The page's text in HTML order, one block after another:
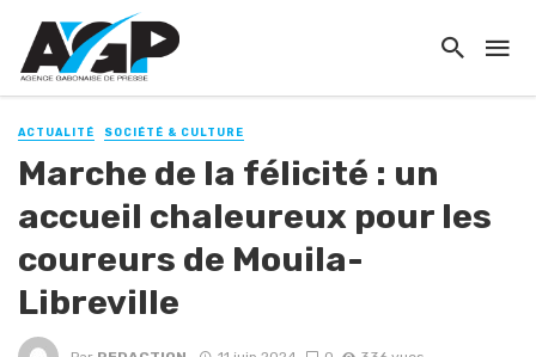
ACTUALITÉ SOCIÉTÉ & CULTURE
Marche de la félicité : un
accueil chaleureux pour les
coureurs de Mouila-
Libreville